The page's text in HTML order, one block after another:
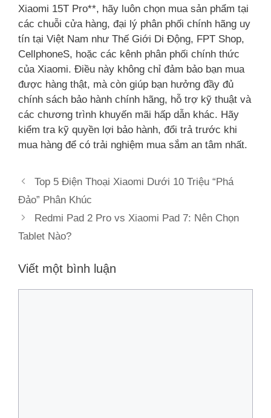
Xiaomi 15T Pro**, hãy luôn chọn mua sản phẩm tại
các chuỗi cửa hàng, đại lý phân phối chính hãng uy
tín tại Việt Nam như Thế Giới Di Động, FPT Shop,
CellphoneS, hoặc các kênh phân phối chính thức
của Xiaomi. Điều này không chỉ đảm bảo bạn mua
được hàng thật, mà còn giúp bạn hưởng đầy đủ
chính sách bảo hành chính hãng, hỗ trợ kỹ thuật và
các chương trình khuyến mãi hấp dẫn khác. Hãy
kiểm tra kỹ quyền lợi bảo hành, đổi trả trước khi
mua hàng để có trải nghiệm mua sắm an tâm nhất.
Top 5 Điện Thoại Xiaomi Dưới 10 Triệu “Phá
Đảo” Phân Khúc
Redmi Pad 2 Pro vs Xiaomi Pad 7: Nên Chọn
Tablet Nào?
Viết một bình luận